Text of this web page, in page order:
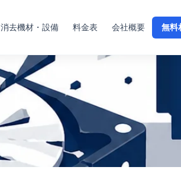
消去機材・設備 料金表 会社概要 無料